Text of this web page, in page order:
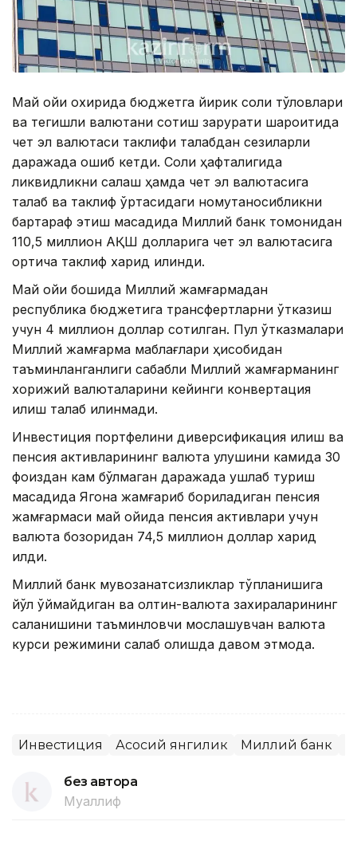
Май ойи охирида бюджетга йирик солиқ тўловлари
ва тегишли валютани сотиш зарурати шароитида
чет эл валютаси таклифи талабдан сезиларли
даражада ошиб кетди. Солиқ ҳафталигида
ликвидликни сақлаш ҳамда чет эл валютасига
талаб ва таклиф ўртасидаги номутаносибликни
бартараф этиш мақсадида Миллий банк томонидан
110,5 миллион АҚШ долларига чет эл валютасига
ортиқча таклиф харид қилинди.
Май ойи бошида Миллий жамғармадан
республика бюджетига трансфертларни ўтказиш
учун 4 миллион доллар сотилган. Пул ўтказмалари
Миллий жамғарма маблағлари ҳисобидан
таъминланганлиги сабабли Миллий жамғарманинг
хорижий валюталарини кейинги конвертация
қилиш талаб қилинмади.
Инвестиция портфелини диверсификация қилиш ва
пенсия активларининг валюта улушини камида 30
фоиздан кам бўлмаган даражада ушлаб туриш
мақсадида Ягона жамғариб бориладиган пенсия
жамғармаси май ойида пенсия активлари учун
валюта бозоридан 74,5 миллион доллар харид
қилди.
Миллий банк мувозанатсизликлар тўпланишига
йўл қўймайдиган ва олтин-валюта захираларининг
сақланишини таъминловчи мослашувчан валюта
курси режимини сақлаб қолишда давом этмоқда.
Инвестиция Асосий янгилик Миллий банк
без автора
Муаллиф